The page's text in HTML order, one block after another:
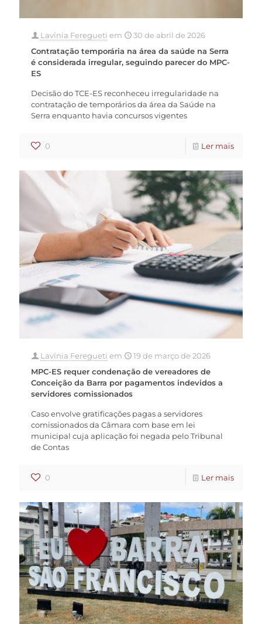
Lavínia Feregueti em
30 de abril de 2026
Contratação temporária na área da saúde na Serra
é considerada irregular, seguindo parecer do MPC-
ES
Decisão do TCE-ES reconheceu irregularidade na
contratação de temporários da área da Saúde na
Serra enquanto havia concursos vigentes
0 Ler mais
Lavínia Feregueti em
19 de março de 2026
MPC-ES requer condenação de vereadores de
Conceição da Barra por pagamentos indevidos a
servidores comissionados
Caso envolve gratificações pagas a servidores
comissionados da Câmara com base em lei
municipal cuja aplicação foi negada pelo Tribunal
de Contas
0 Ler mais